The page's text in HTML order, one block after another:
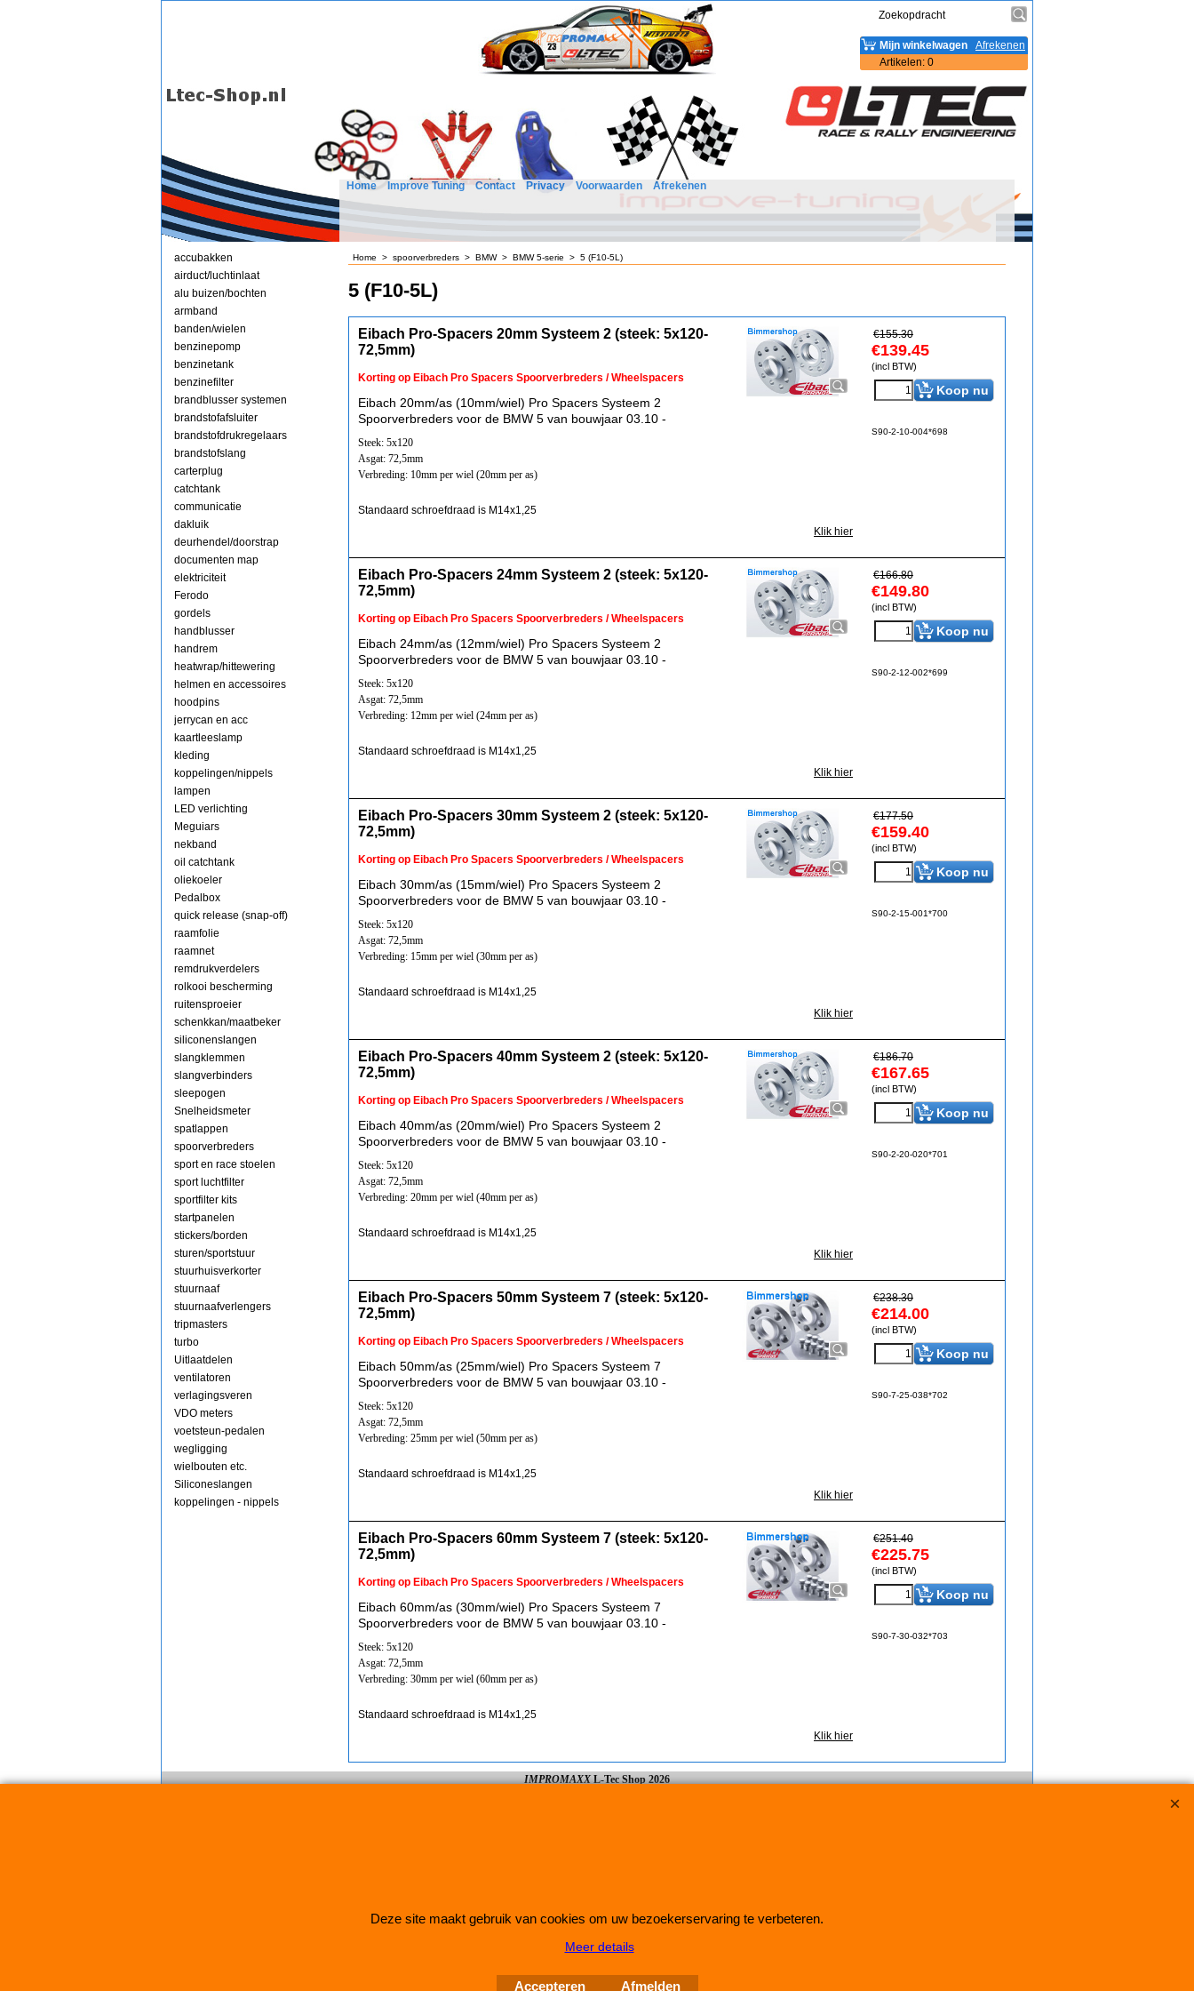
Afrekenen
Mijn winkelwagen
Artikelen: 0
Home Improve Tuning Contact Privacy Voorwaarden Afrekenen
accubakken
airduct/luchtinlaat
alu buizen/bochten
armband
banden/wielen
benzinepomp
benzinetank
benzinefilter
brandblusser systemen
brandstofafsluiter
brandstofdrukregelaars
brandstofslang
carterplug
catchtank
communicatie
dakluik
deurhendel/doorstrap
documenten map
elektriciteit
Ferodo
gordels
handblusser
handrem
heatwrap/hittewering
helmen en accessoires
hoodpins
jerrycan en acc
kaartleeslamp
kleding
koppelingen/nippels
lampen
LED verlichting
Meguiars
nekband
oil catchtank
oliekoeler
Pedalbox
quick release (snap-off)
raamfolie
raamnet
remdrukverdelers
rolkooi bescherming
ruitensproeier
schenkkan/maatbeker
siliconenslangen
slangklemmen
slangverbinders
sleepogen
Snelheidsmeter
spatlappen
spoorverbreders
sport en race stoelen
sport luchtfilter
sportfilter kits
startpanelen
stickers/borden
sturen/sportstuur
stuurhuisverkorter
stuurnaaf
stuurnaafverlengers
tripmasters
turbo
Uitlaatdelen
ventilatoren
verlagingsveren
VDO meters
voetsteun-pedalen
wegligging
wielbouten etc.
Siliconeslangen
koppelingen - nippels
Home > spoorverbreders > BMW> BMW 5-serie > 5 (F10-5L)
5 (F10-5L)
€155.30
€139.45
(incl BTW)
Koop nu
S90-2-10-004*698
Eibach Pro-Spacers 20mm Systeem 2 (steek: 5x120-
72,5mm)
Korting op Eibach Pro Spacers Spoorverbreders / Wheelspacers
Eibach 20mm/as (10mm/wiel) Pro Spacers Systeem 2
Spoorverbreders voor de BMW 5 van bouwjaar 03.10 -
Steek: 5x120
Asgat: 72,5mm
Verbreding: 10mm per wiel (20mm per as)
Standaard schroefdraad is M14x1,25
Klik hier
€166.80
€149.80
(incl BTW)
Koop nu
S90-2-12-002*699
Eibach Pro-Spacers 24mm Systeem 2 (steek: 5x120-
72,5mm)
Korting op Eibach Pro Spacers Spoorverbreders / Wheelspacers
Eibach 24mm/as (12mm/wiel) Pro Spacers Systeem 2
Spoorverbreders voor de BMW 5 van bouwjaar 03.10 -
Steek: 5x120
Asgat: 72,5mm
Verbreding: 12mm per wiel (24mm per as)
Standaard schroefdraad is M14x1,25
Klik hier
€177.50
€159.40
(incl BTW)
Koop nu
S90-2-15-001*700
Eibach Pro-Spacers 30mm Systeem 2 (steek: 5x120-
72,5mm)
Korting op Eibach Pro Spacers Spoorverbreders / Wheelspacers
Eibach 30mm/as (15mm/wiel) Pro Spacers Systeem 2
Spoorverbreders voor de BMW 5 van bouwjaar 03.10 -
Steek: 5x120
Asgat: 72,5mm
Verbreding: 15mm per wiel (30mm per as)
Standaard schroefdraad is M14x1,25
Klik hier
€186.70
€167.65
(incl BTW)
Koop nu
S90-2-20-020*701
Eibach Pro-Spacers 40mm Systeem 2 (steek: 5x120-
72,5mm)
Korting op Eibach Pro Spacers Spoorverbreders / Wheelspacers
Eibach 40mm/as (20mm/wiel) Pro Spacers Systeem 2
Spoorverbreders voor de BMW 5 van bouwjaar 03.10 -
Steek: 5x120
Asgat: 72,5mm
Verbreding: 20mm per wiel (40mm per as)
Standaard schroefdraad is M14x1,25
Klik hier
€238.30
€214.00
(incl BTW)
Koop nu
S90-7-25-038*702
Eibach Pro-Spacers 50mm Systeem 7 (steek: 5x120-
72,5mm)
Korting op Eibach Pro Spacers Spoorverbreders / Wheelspacers
Eibach 50mm/as (25mm/wiel) Pro Spacers Systeem 7
Spoorverbreders voor de BMW 5 van bouwjaar 03.10 -
Steek: 5x120
Asgat: 72,5mm
Verbreding: 25mm per wiel (50mm per as)
Standaard schroefdraad is M14x1,25
Klik hier
€251.40
€225.75
(incl BTW)
Koop nu
S90-7-30-032*703
Eibach Pro-Spacers 60mm Systeem 7 (steek: 5x120-
72,5mm)
Korting op Eibach Pro Spacers Spoorverbreders / Wheelspacers
Eibach 60mm/as (30mm/wiel) Pro Spacers Systeem 7
Spoorverbreders voor de BMW 5 van bouwjaar 03.10 -
Steek: 5x120
Asgat: 72,5mm
Verbreding: 30mm per wiel (60mm per as)
Standaard schroefdraad is M14x1,25
Klik hier
IMPROMAXXL-Tec Shop 2026
Webwinkel gemaakt met
ShopFactory webwinkel
Deze site maakt gebruik van cookies om uw bezoekerservaring te verbeteren.
Meer details
Accepteren Afmelden